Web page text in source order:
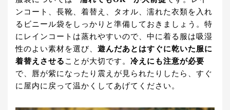
ンコート、長靴、着替え、タオル、濡れた衣類を入れ
るビニール袋をしっかりと準備しておきましょう。特
にレインコートは蒸れやすいので、中に着る服は吸湿
性のよい素材を選び、 遊んだあとはすぐに乾いた服に
着替えさせる ことが大切です。 冷えにも注意が必要
で、唇が紫になったり震えが見られたりしたら、すぐ
に屋内に戻って温かくしてあげてください。